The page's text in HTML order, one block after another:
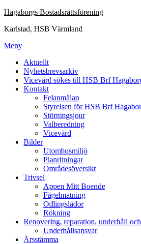
Hoppa
innehåll
Hagaborgs Bostadsrättsförening
Karlstad, HSB Värmland
Meny
Aktuellt
Nyhetsbrevsarkiv
Vicevärd sökes till HSB Brf
Kontakt
Felanmälan
Styrelsen för HSB Brf
Störningsjour
Valberedning
Vicevärd
Bilder
Utomhusmiljö
Planritningar
Områdesöversikt
Trivsel
Appen Mitt Boende
Fågelmatning
Odlingslådor
Rökning
Renovering, reparation, underhåll
Underhållsansvar
Årsstämma